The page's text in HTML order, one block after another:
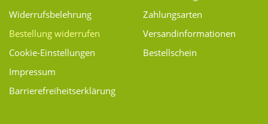
Widerrufsbelehrung
Bestellung widerrufen
Cookie-Einstellungen
Impressum
Barrierefreiheitserklärung
Zahlungsarten
Versand­informationen
Bestellschein